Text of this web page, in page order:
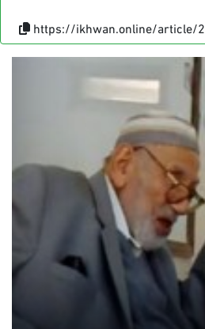
https://ikhwan.online/article/